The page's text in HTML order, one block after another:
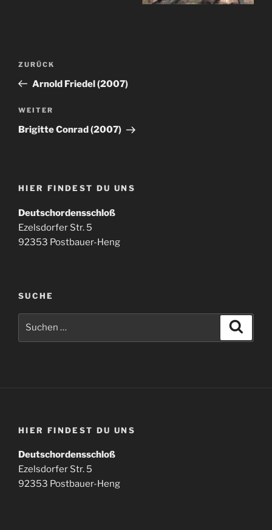
Beitragsnavigation
Vorheriger
Beitrag
ZURÜCK
Arnold Friedel (2007)
Nächster
Beitrag
WEITER
Brigitte Conrad (2007)
HIER FINDEST DU UNS
Deutschordensschloß
Ezelsdorfer Str. 5
92353 Postbauer-Heng
SUCHE
HIER FINDEST DU UNS
Deutschordensschloß
Ezelsdorfer Str. 5
92353 Postbauer-Heng